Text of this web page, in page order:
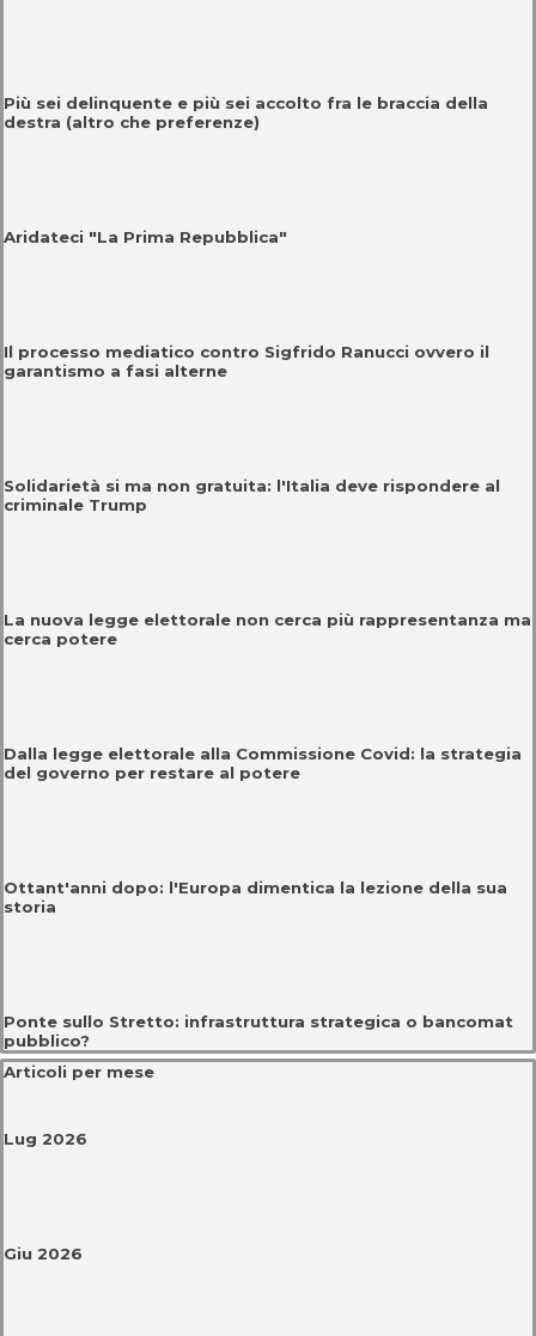
Più sei delinquente e più sei accolto fra le braccia della
destra (altro che preferenze)
Aridateci "La Prima Repubblica"
Il processo mediatico contro Sigfrido Ranucci ovvero il
garantismo a fasi alterne
Solidarietà si ma non gratuita: l'Italia deve rispondere al
criminale Trump
La nuova legge elettorale non cerca più rappresentanza ma
cerca potere
Dalla legge elettorale alla Commissione Covid: la strategia
del governo per restare al potere
Ottant'anni dopo: l'Europa dimentica la lezione della sua
storia
Ponte sullo Stretto: infrastruttura strategica o bancomat
pubblico?
Salta blocco Articoli per mese
Articoli per mese
Lug 2026
Giu 2026